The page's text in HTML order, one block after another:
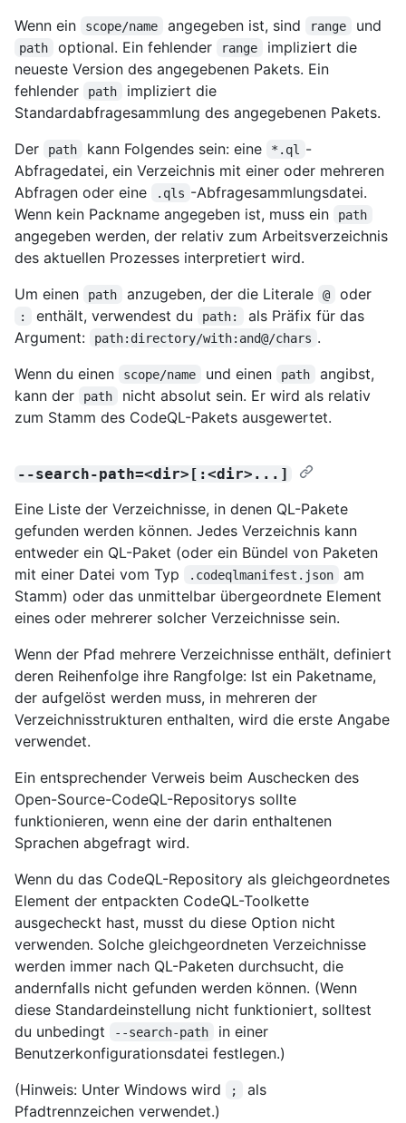
Wenn ein scope/name angegeben ist, sind range und
path optional. Ein fehlender range
impliziert die
neueste Version des angegebenen Pakets. Ein
fehlender
path
impliziert die
Standardabfragesammlung des angegebenen Pakets.
Der
path kann Folgendes sein: eine *.ql
-
Abfragedatei, ein Verzeichnis mit einer oder mehreren
Abfragen oder eine
.qls -Abfragesammlungsdatei.
Wenn kein Packname angegeben ist, muss ein
path
angegeben werden, der relativ zum Arbeitsverzeichnis
des aktuellen Prozesses interpretiert wird.
Um einen
path anzugeben, der die Literale @ oder
: enthält, verwendest du path:
als Präfix für das
Argument:
path:directory/with:and@/chars .
Wenn du einen
scope/name und einen path
angibst,
kann der
path
nicht absolut sein. Er wird als relativ
zum Stamm des CodeQL-Pakets ausgewertet.
--search-path=<dir>[:<dir>...]
Eine Liste der Verzeichnisse, in denen QL-Pakete
gefunden werden können. Jedes Verzeichnis kann
entweder ein QL-Paket (oder ein Bündel von Paketen
mit einer Datei vom Typ
.codeqlmanifest.json
am
Stamm) oder das unmittelbar übergeordnete Element
eines oder mehrerer solcher Verzeichnisse sein.
Wenn der Pfad mehrere Verzeichnisse enthält, definiert
deren Reihenfolge ihre Rangfolge: Ist ein Paketname,
der aufgelöst werden muss, in mehreren der
Verzeichnisstrukturen enthalten, wird die erste Angabe
verwendet.
Ein entsprechender Verweis beim Auschecken des
Open-Source-CodeQL-Repositorys sollte
funktionieren, wenn eine der darin enthaltenen
Sprachen abgefragt wird.
Wenn du das CodeQL-Repository als gleichgeordnetes
Element der entpackten CodeQL-Toolkette
ausgecheckt hast, musst du diese Option nicht
verwenden. Solche gleichgeordneten Verzeichnisse
werden immer nach QL-Paketen durchsucht, die
andernfalls nicht gefunden werden können. (Wenn
diese Standardeinstellung nicht funktioniert, solltest
du unbedingt
--search-path
in einer
Benutzerkonfigurationsdatei festlegen.)
(Hinweis: Unter Windows wird
;
als
Pfadtrennzeichen verwendet.)